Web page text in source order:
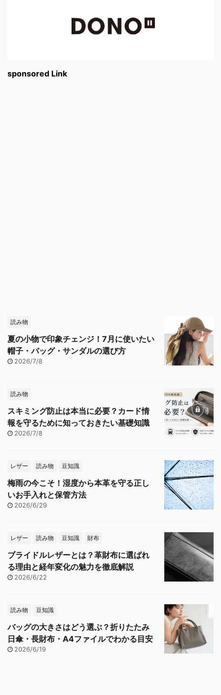
sponsored Link
読み物
夏の小物で印象チェンジ！7月に使いたい
帽子・バッグ・サンダルの選び方
2026/7/8
読み物
スキミング防止は本当に必要？カード情
報を守るために知っておきたい基礎知識
2026/7/8
レザー 読み物 豆知識
梅雨の今こそ！湿度から本革を守る正し
いお手入れと保管方法
2026/6/29
レザー 読み物 豆知識 財布
ブライドルレザーとは？革財布に選ばれ
る理由と経年変化の魅力を徹底解説
2026/6/22
読み物 豆知識
バッグの大きさはどう選ぶ？折りたたみ
日傘・長財布・A4ファイルでわかる目安
2026/6/19